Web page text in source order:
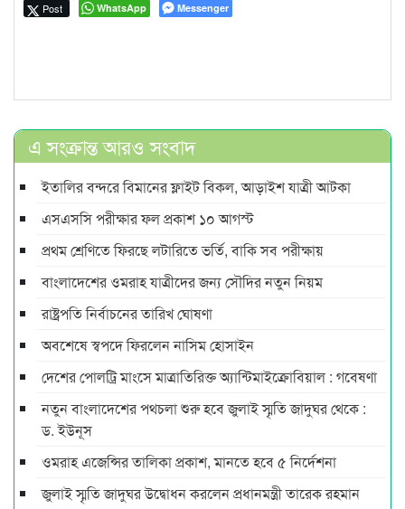
Post WhatsApp Messenger
এ সংক্রান্ত আরও সংবাদ
ইতালির বন্দরে বিমানের ফ্লাইট বিকল, আড়াইশ যাত্রী আটকা
এসএসসি পরীক্ষার ফল প্রকাশ ১০ আগস্ট
প্রথম শ্রেণিতে ফিরছে লটারিতে ভর্তি, বাকি সব পরীক্ষায়
বাংলাদেশের ওমরাহ যাত্রীদের জন্য সৌদির নতুন নিয়ম
রাষ্ট্রপতি নির্বাচনের তারিখ ঘোষণা
অবশেষে স্বপদে ফিরলেন নাসিম হোসাইন
দেশের পোলট্রি মাংসে মাত্রাতিরিক্ত অ্যান্টিমাইক্রোবিয়াল : গবেষণা
নতুন বাংলাদেশের পথচলা শুরু হবে জুলাই স্মৃতি জাদুঘর থেকে :
ড. ইউনূস
ওমরাহ এজেন্সির তালিকা প্রকাশ, মানতে হবে ৫ নির্দেশনা
জুলাই স্মৃতি জাদুঘর উদ্বোধন করলেন প্রধানমন্ত্রী তারেক রহমান